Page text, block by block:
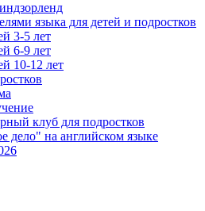
языка для детей и подростков
3-5 лет
6-9 лет
10-12 лет
клуб для подростков
дело" на английском языке